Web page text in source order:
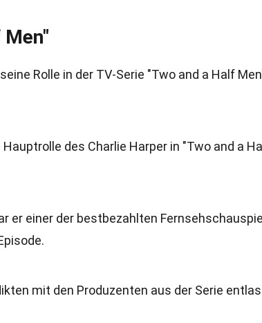
Rolle in der TV-Serie "Two and a Half
des Charlie Harper in "Two and a
er einer der bestbezahlten
mit den Produzenten aus der Serie